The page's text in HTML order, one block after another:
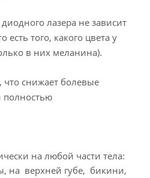
лазера не зависит
есть того, какого цвета у
в них меланина).
снижает болевые
полностью
на любой части тела:
на верхней губе, бикини,